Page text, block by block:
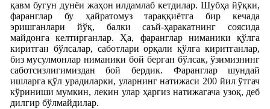
қавм бугун дунёи жаҳон илдамлаб кетдилар. Шубҳа йўқки,
фаранглар бу ҳайратомуз тараққиётга бир кечада
эришганлари йўқ, балки саъй-ҳаракатнинг соясида
майдонга келтирганлар. Ҳа, фаранглар ниманики қўлга
киритган бўлсалар, саботлари орқали қўлга киритганлар,
биз мусулмонлар ниманики бой берган бўлсак, ўзимизнинг
саботсизлигимиздан бой бердик. Фаранглар шундай
ишларга қўл урадиларки, уларнинг натижаси 200 йил ўтгач
кўриниши мумкин, лекин улар ҳаргиз натижагача узоқ, деб
дилгир бўлмайдилар.